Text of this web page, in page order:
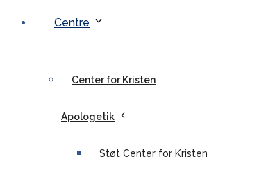
Centre
Center for Kristen
Apologetik
Støt Center for Kristen